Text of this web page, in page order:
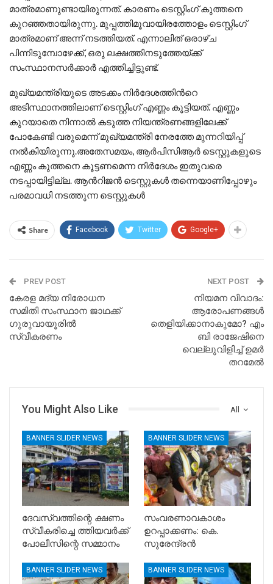
മാത്രമാണുണ്ടായിരുന്നത്. കാരണം ടെസ്റ്റിംഗ് കുത്തനെ
കുറ‌ഞ്ഞതായിരുന്നു. മുപ്പത്തിമൂവായിരത്തോളം ടെസ്റ്റിംഗ്
മാത്രമാണ് അന്ന് നടത്തിയത്. എന്നാലിത് ഒരാഴ്ച
പിന്നിടുമ്പോഴേക്ക്, ഒരു ലക്ഷത്തിനടുത്തേയ്ക്ക്
സംസ്ഥാനസർക്കാർ എത്തിച്ചിട്ടുണ്ട്.
മുഖ്യമന്ത്രിയുടെ അടക്കം നിർദേശത്തിന്‍റെ
അടിസ്ഥാനത്തിലാണ് ടെസ്റ്റിംഗ് എണ്ണം കൂട്ടിയത്. എണ്ണം
കുറയാതെ നിന്നാൽ കടുത്ത നിയന്ത്രണങ്ങളിലേക്ക്
പോകേണ്ടി വരുമെന്ന് മുഖ്യമന്ത്രി നേരത്തേ മുന്നറിയിപ്പ്
നൽകിയിരുന്നു.അതേസമയം, ആർപിസിആർ ടെസ്റ്റുകളുടെ
എണ്ണം കുത്തനെ കൂട്ടണമെന്ന നിർദേശം ഇതുവരെ
നടപ്പായിട്ടില്ല. ആന്‍റിജൻ ടെസ്റ്റുകൾ തന്നെയാണിപ്പോഴും
പരമാവധി നടത്തുന്ന ടെസ്റ്റുകൾ
Share Facebook Twitter Google+
PREV POST
കേരള മദ്യ നിരോധന
സമിതി സംസ്ഥാന ജാഥക്ക്
ഗുരുവായൂരില്‍
സ്വീകരണം
NEXT POST
നിയമന വിവാദം:
ആരോപണങ്ങൾ
തെളിയിക്കാനാകുമോ? എം
ബി രാജേഷിനെ
വെല്ലുവിളിച്ച് ഉമർ
തറമേൽ
All
You Might Also Like
BANNER SLIDER NEWS
ദേവസ്വത്തിന്റെ ക്ഷണം
സ്വീകരിച്ചെ ത്തിയവർക്ക്
പോലീസിന്റെ സമ്മാനം
BANNER SLIDER NEWS
സംവരണാവകാശം
ഉറപ്പാക്കണം: കെ.
സുരേന്ദ്രൻ
BANNER SLIDER NEWS BANNER SLIDER NEWS